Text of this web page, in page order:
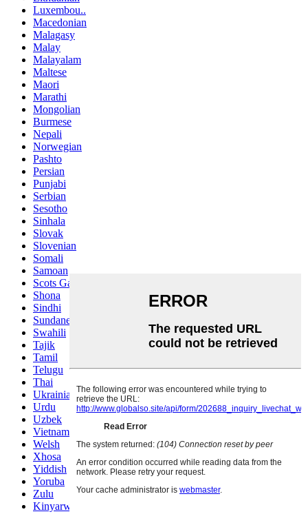
Luxembou..
Macedonian
Malagasy
Malay
Malayalam
Maltese
Maori
Marathi
Mongolian
Burmese
Nepali
Norwegian
Pashto
Persian
Punjabi
Serbian
Sesotho
Sinhala
Slovak
Slovenian
Somali
Samoan
Scots Gaelic
Shona
Sindhi
Sundanese
Swahili
Tajik
Tamil
Telugu
Thai
Ukrainian
Urdu
Uzbek
Vietnamese
Welsh
Xhosa
Yiddish
Yoruba
Zulu
Kinyarwanda